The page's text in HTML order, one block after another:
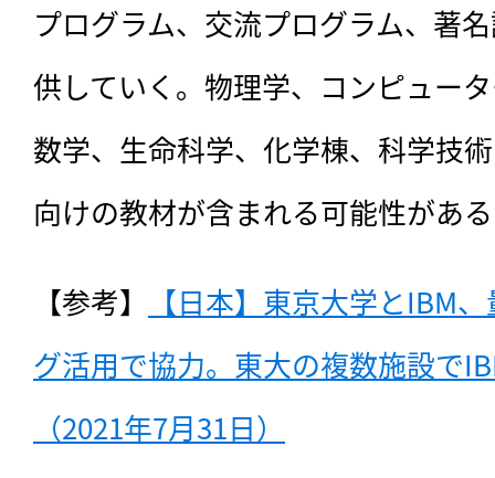
プログラム、交流プログラム、著
供していく。物理学、コンピュー
数学、生命科学、化学棟、科学技
向けの教材が含まれる可能性があ
【参考】
【日本】東京大学とIBM
グ活用で協力。東大の複数施設で
（2021年7月31日）